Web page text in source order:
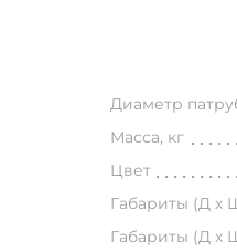
Диаметр
Масса, кг
Цвет
Габариты (Д х
Габариты (Д х